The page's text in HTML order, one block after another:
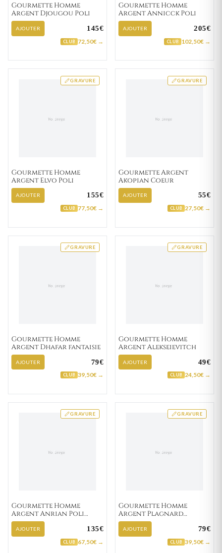
Gourmette Homme
Argent Djougou Poli
AJOUTER 145€
CLUB 72,50€ →
Gourmette Homme
Argent Annicck Poli
AJOUTER 205€
CLUB 102,50€ →
GRAVURE
Gourmette Homme
Argent Elvo Poli
AJOUTER 155€
CLUB 77,50€ →
GRAVURE
Gourmette Argent
Akopian Coeur
AJOUTER 55€
CLUB 27,50€ →
GRAVURE
Gourmette Homme
Argent Dhafar fantaisie
AJOUTER 79€
CLUB 39,50€ →
GRAVURE
Gourmette Homme
Argent Alekseievitch
AJOUTER 49€
CLUB 24,50€ →
GRAVURE
Gourmette Homme
Argent Anrian Poli
figaro
AJOUTER 135€
CLUB 67,50€ →
GRAVURE
Gourmette Homme
Argent Plagnard
fantaisie
AJOUTER 79€
CLUB 39,50€ →